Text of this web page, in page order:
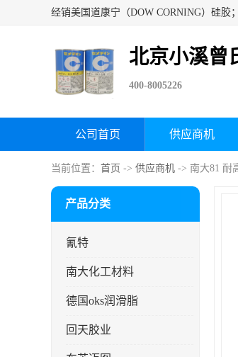
北京小溪曾
400-8005226
公司首页 供应商机
当前位置： 首页 -> 供应商机 -> 南大81 耐
产品分类
氰特
南大化工材料
德国oks润滑脂
回天胶业